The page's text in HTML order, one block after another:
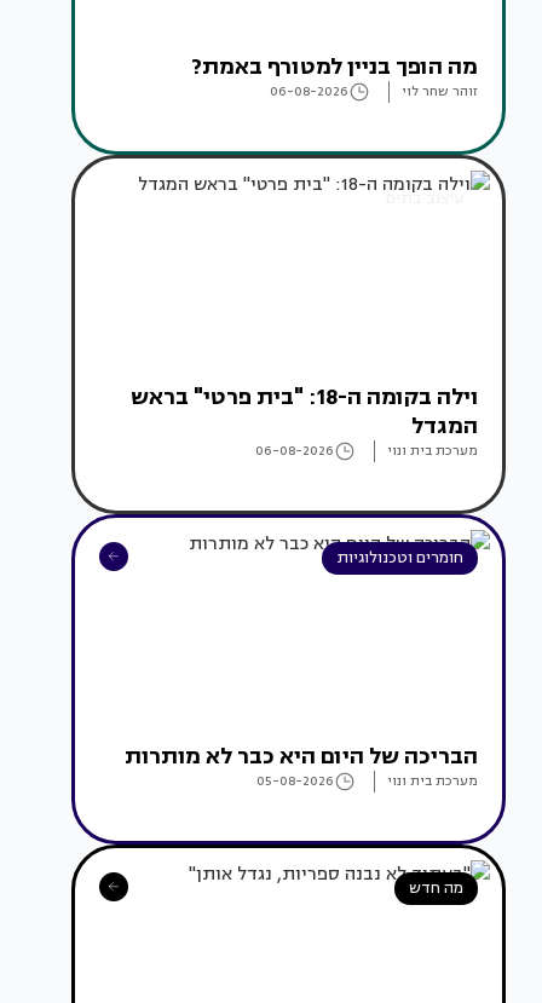
מה הופך בניין למטורף באמת?
זוהר שחר לוי 06-08-2026
עיצוב בתים
וילה בקומה ה-18: "בית פרטי" בראש
המגדל
מערכת בית ונוי 06-08-2026
חומרים וטכנולוגיות
הבריכה של היום היא כבר לא מותרות
מערכת בית ונוי 05-08-2026
מה חדש